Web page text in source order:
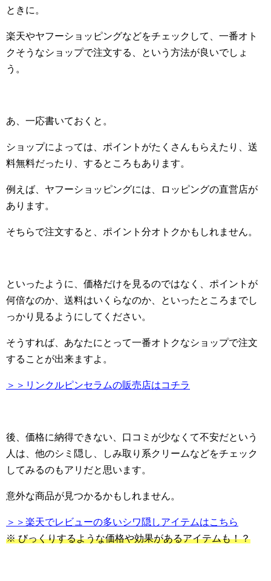
ときに。
楽天やヤフーショッピングなどをチェックして、一番オト
クそうなショップで注文する、という方法が良いでしょ
う。
あ、一応書いておくと。
ショップによっては、ポイントがたくさんもらえたり、送
料無料だったり、するところもあります。
例えば、ヤフーショッピングには、ロッピングの直営店が
あります。
そちらで注文すると、ポイント分オトクかもしれません。
といったように、価格だけを見るのではなく、ポイントが
何倍なのか、送料はいくらなのか、といったところまでし
っかり見るようにしてください。
そうすれば、あなたにとって一番オトクなショップで注文
することが出来ますよ。
＞＞リンクルピンセラムの販売店はコチラ
後、価格に納得できない、口コミが少なくて不安だという
人は、他のシミ隠し、しみ取り系クリームなどをチェック
してみるのもアリだと思います。
意外な商品が見つかるかもしれません。
＞＞楽天でレビューの多いシワ隠しアイテムはこちら
※ びっくりするような価格や効果があるアイテムも！？